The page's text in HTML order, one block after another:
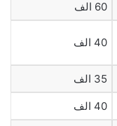
60 الف
40 الف
35 الف
40 الف